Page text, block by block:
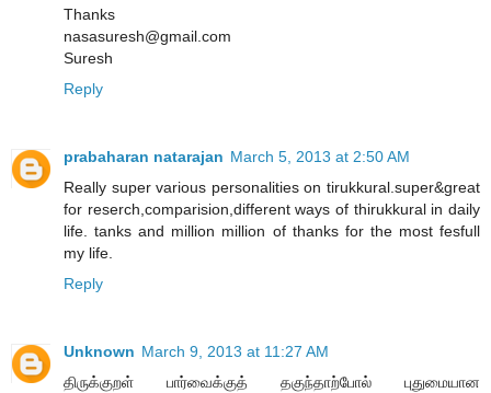
Thanks
nasasuresh@gmail.com
Suresh
Reply
prabaharan natarajan March 5, 2013 at 2:50 AM
Really super various personalities on tirukkural.super&great
for reserch,comparision,different ways of thirukkural in daily
life. tanks and million million of thanks for the most fesfull
my life.
Reply
Unknown March 9, 2013 at 11:27 AM
திருக்குறள் பார்வைக்குத் தகுந்தாற்போல் புதுமையான